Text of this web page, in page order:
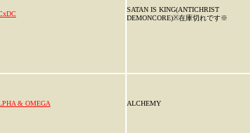
SATAN IS KING(ANTICHRIST
DEMONCORE)※在庫切れです※
& OMEGA ALCHEMY